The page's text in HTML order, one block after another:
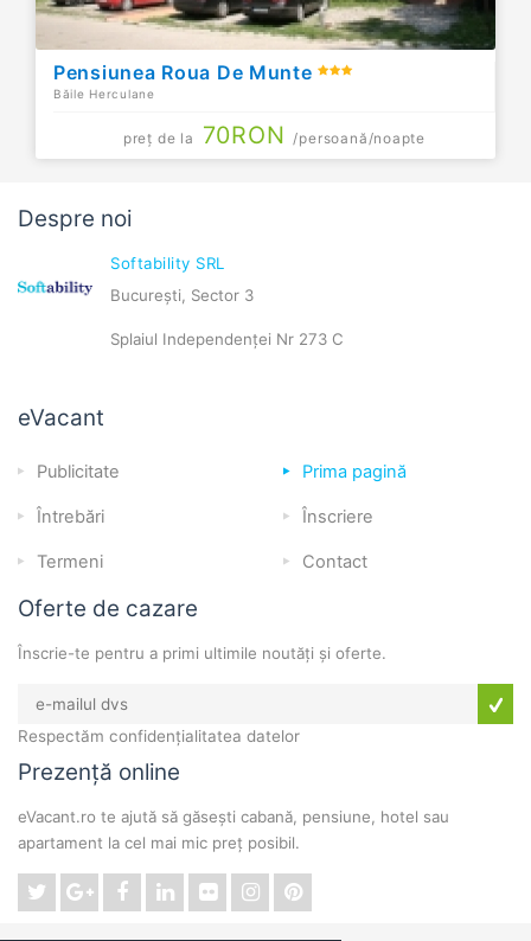
Pensiunea Roua De Munte
Băile Herculane
preț de la 70RON /persoană/noapte
Despre noi
Softability SRL
București, Sector 3
Splaiul Independenței Nr 273 C
eVacant
Publicitate Prima pagină
Întrebări Înscriere
Termeni Contact
Oferte de cazare
Înscrie-te pentru a primi ultimile noutăți și oferte.
Respectăm confidențialitatea datelor
Prezență online
eVacant.ro te ajută să găsești cabană, pensiune, hotel sau
apartament la cel mai mic preț posibil.